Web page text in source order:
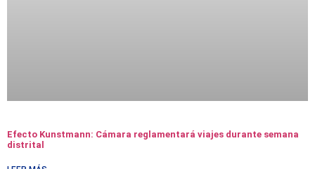
Efecto Kunstmann: Cámara reglamentará viajes durante semana
distrital